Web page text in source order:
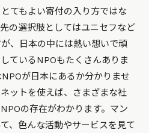
てもよい寄付の入り方ではな
の選択肢としてはユニセフなど
、日本の中には熱い想いで頑
ているNPOもたくさんありま
が日本にあるか分かりませ
ットを使えば、さまざまな社
の存在がわかります。マン
、色んな活動やサービスを見て